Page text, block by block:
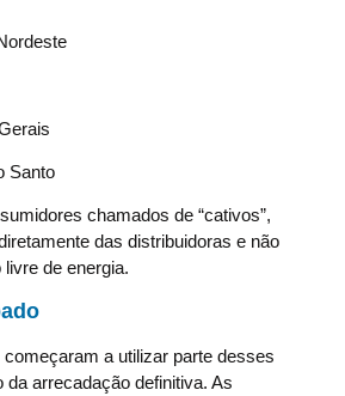
Santo
chamados de “cativos”,
das distribuidoras e não
de energia.
a utilizar parte desses
arrecadação definitiva. As